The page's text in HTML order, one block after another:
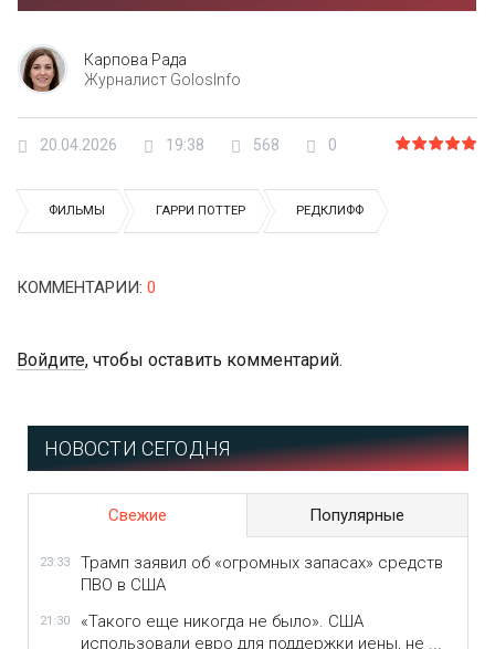
Карпова Рада
Журналист GolosInfo
20.04.2026 19:38 568 0
ФИЛЬМЫ ГАРРИ ПОТТЕР РЕДКЛИФФ
КОММЕНТАРИИ: 0
Войдите, чтобы оставить комментарий.
НОВОСТИ СЕГОДНЯ
Свежие Популярные
23:33
Трамп заявил об «огромных запасах» средств
ПВО в США
21:30
«Такого еще никогда не было». США
использовали евро для поддержки иены, не ...